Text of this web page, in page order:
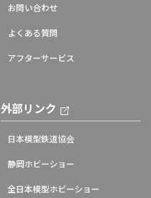
お問い合わせ
よくある質問
アフターサービス
外部リンク
日本模型鉄道協会
静岡ホビーショー
全日本模型ホビーショー